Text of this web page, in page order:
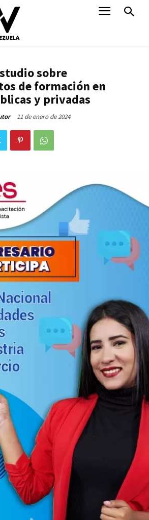
sobre
de formación en
y privadas
11 de enero de 2024